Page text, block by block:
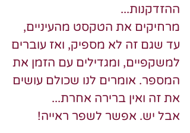
ההזדקנות...
מרחיקים את הטקסט מהעיניים,
עד שגם זה לא מספיק, ואז עוברים
למשקפיים, ומגדילים עם הזמן את
המספר. אומרים לנו שכולם עושים
את זה ואין ברירה אחרת...
אבל יש. אפשר לשפר ראייה!